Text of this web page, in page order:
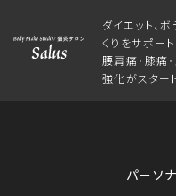
ダイエット、
くりをサポート
腰肩痛・膝痛
強化がスター
パーソ